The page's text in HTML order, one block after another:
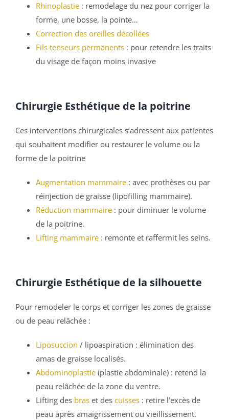
Rhinoplastie : remodelage du nez pour corriger la
forme, une bosse, la pointe…
Correction des oreilles décollées
Fils tenseurs permanents : pour retendre les traits
du visage de façon moins invasive
Chirurgie Esthétique de la poitrine
Ces interventions chirurgicales s’adressent aux patientes
qui souhaitent modifier ou restaurer le volume ou la
forme de la poitrine
Augmentation mammaire : avec prothèses ou par
réinjection de graisse (lipofilling mammaire).
Réduction mammaire : pour diminuer le volume
de la poitrine.
Lifting mammaire : remonte et raffermit les seins.
Chirurgie Esthétique de la silhouette
Pour remodeler le corps et corriger les zones de graisse
ou de peau relâchée :
Liposuccion / lipoaspiration : élimination des
amas de graisse localisés.
Abdominoplastie (plastie abdominale) : retend la
peau relâchée de la zone du ventre.
Lifting des bras et des cuisses : retire l’excès de
peau après amaigrissement ou vieillissement.